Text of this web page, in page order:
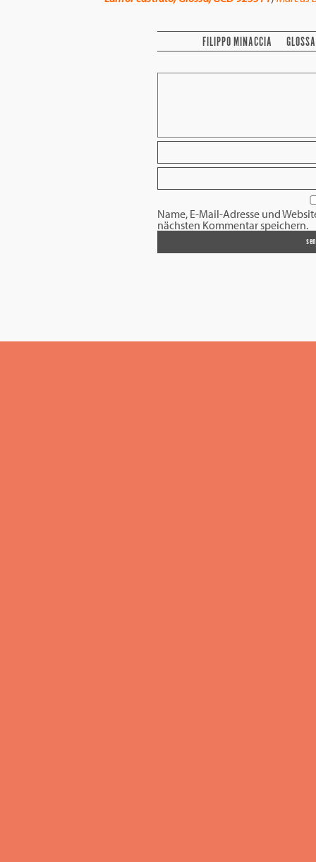
FILIPPO MINACCIA GLOSSA
Name, E-Mail-Adresse und
nächsten Kommentar speichern.